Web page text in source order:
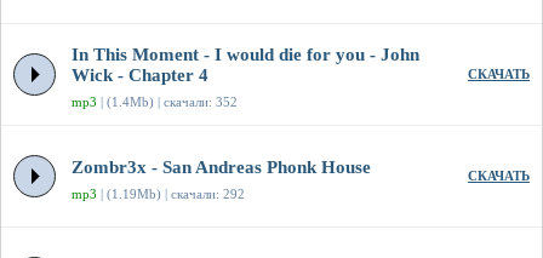
In This Moment - I would die for you - John
Wick - Chapter 4
mp3 | (1.4Mb) | скачали: 352
СКАЧАТЬ
Zombr3x - San Andreas Phonk House
mp3 | (1.19Mb) | скачали: 292
СКАЧАТЬ